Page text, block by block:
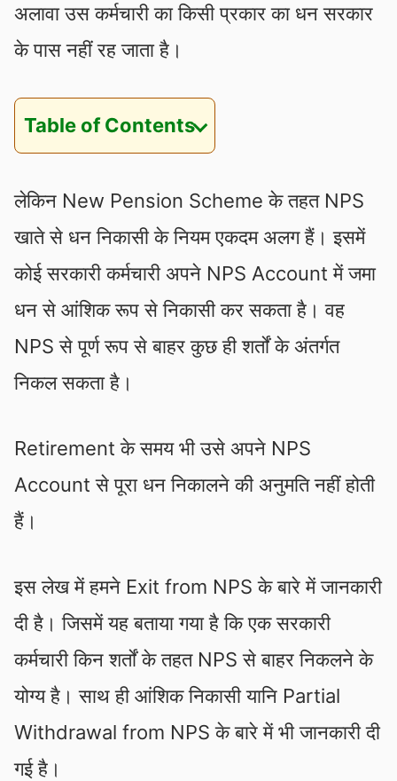
अलावा उस कर्मचारी का किसी प्रकार का धन सरकार
के पास नहीं रह जाता है।
Table of Contents
लेकिन New Pension Scheme के तहत NPS
खाते से धन निकासी के नियम एकदम अलग हैं। इसमें
कोई सरकारी कर्मचारी अपने NPS Account में जमा
धन से आंशिक रूप से निकासी कर सकता है। वह
NPS से पूर्ण रूप से बाहर कुछ ही शर्तों के अंतर्गत
निकल सकता है।
Retirement के समय भी उसे अपने NPS
Account से पूरा धन निकालने की अनुमति नहीं होती
हैं।
इस लेख में हमने Exit from NPS के बारे में जानकारी
दी है। जिसमें यह बताया गया है कि एक सरकारी
कर्मचारी किन शर्तों के तहत NPS से बाहर निकलने के
योग्य है। साथ ही आंशिक निकासी यानि Partial
Withdrawal from NPS के बारे में भी जानकारी दी
गई है।